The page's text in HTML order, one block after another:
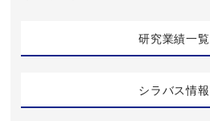
研究業績一覧
シラバス情報